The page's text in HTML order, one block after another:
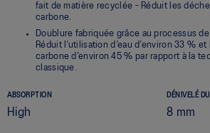
fait de matière recyclée - Réduit les
carbone.
Doublure fabriquée grâce au processus
Réduit l’utilisation d’eau d’environ 33 %
carbone d’environ 45 % par rapport à la
classique.
ABSORPTION
High
DÉNIVELÉ
8 mm